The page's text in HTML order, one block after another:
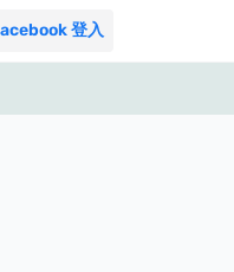
登入